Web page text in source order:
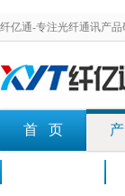
纤亿通-专注光纤通讯产
首 页